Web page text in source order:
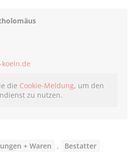
die Cookie-Meldung, um den
zu nutzen.
+ Waren , Bestatter